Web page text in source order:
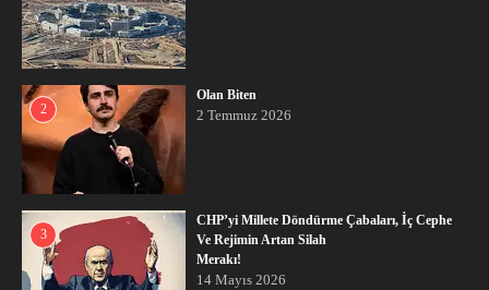
2
Olan Biten
2 Temmuz 2026
3
CHP’yi Millete Döndürme Çabaları, İç Cephe
Ve Rejimin Artan Silah
Merakı!
14 Mayıs 2026